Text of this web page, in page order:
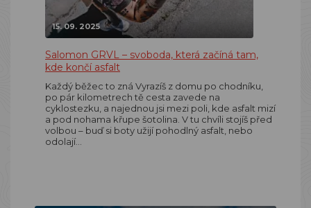
15. 09. 2025
Salomon GRVL – svoboda, která začíná tam,
kde končí asfalt
Každý běžec to zná Vyrazíš z domu po chodníku,
po pár kilometrech tě cesta zavede na
cyklostezku, a najednou jsi mezi poli, kde asfalt mizí
a pod nohama křupe šotolina. V tu chvíli stojíš před
volbou – buď si boty užijí pohodlný asfalt, nebo
odolají…